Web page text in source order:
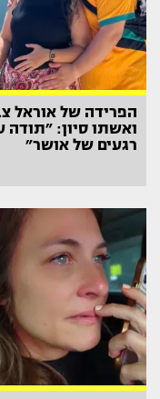
הפרידה של אוראל
ואשתו סיון: ״תודה
רגעים של אושר״